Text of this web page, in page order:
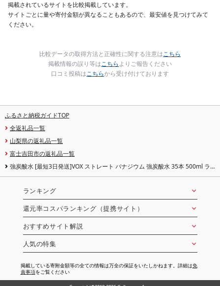
掲載されているサイトを比較掲載しています。
サイトごとに量や寄付金額が異なることもあるので、最安値を見つけてみて
ください。
比較データの取得方法と正確性に関する注意はこちら
掲載情報の誤り等はこちらよりご報告ください
口コミ投稿はこちらから受け付けております
ふるさと納税ガイドTOP
全返礼品一覧
山梨県の返礼品一覧
富士吉田市の返礼品一覧
強炭酸水 [最短3日発送]VOX ストレート バナジウム 強炭酸水 35本 500ml ラ
ランキング
還元率コスパランキング（提携サイト）
おすすめサイト解説
人気の特集
掲載している寄附金額等の全ての情報は万全の保証をいたしかねます。詳細は免
責事項をご覧ください